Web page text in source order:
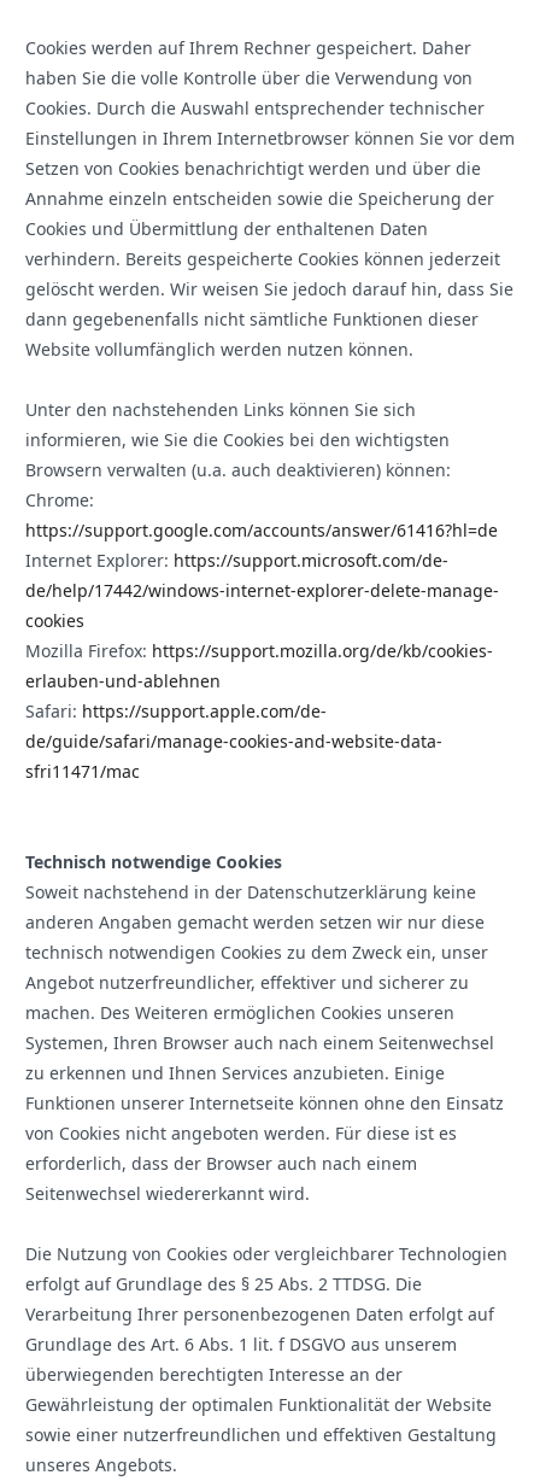
Cookies werden auf Ihrem Rechner gespeichert. Daher
haben Sie die volle Kontrolle über die Verwendung von
Cookies. Durch die Auswahl entsprechender technischer
Einstellungen in Ihrem Internetbrowser können Sie vor dem
Setzen von Cookies benachrichtigt werden und über die
Annahme einzeln entscheiden sowie die Speicherung der
Cookies und Übermittlung der enthaltenen Daten
verhindern. Bereits gespeicherte Cookies können jederzeit
gelöscht werden. Wir weisen Sie jedoch darauf hin, dass Sie
dann gegebenenfalls nicht sämtliche Funktionen dieser
Website vollumfänglich werden nutzen können.
Unter den nachstehenden Links können Sie sich
informieren, wie Sie die Cookies bei den wichtigsten
Browsern verwalten (u.a. auch deaktivieren) können:
Chrome:
https://support.google.com/accounts/answer/61416?hl=de
Internet Explorer: https://support.microsoft.com/de-
de/help/17442/windows-internet-explorer-delete-manage-
cookies
Mozilla Firefox: https://support.mozilla.org/de/kb/cookies-
erlauben-und-ablehnen
Safari: https://support.apple.com/de-
de/guide/safari/manage-cookies-and-website-data-
sfri11471/mac
Technisch notwendige Cookies
Soweit nachstehend in der Datenschutzerklärung keine
anderen Angaben gemacht werden setzen wir nur diese
technisch notwendigen Cookies zu dem Zweck ein, unser
Angebot nutzerfreundlicher, effektiver und sicherer zu
machen. Des Weiteren ermöglichen Cookies unseren
Systemen, Ihren Browser auch nach einem Seitenwechsel
zu erkennen und Ihnen Services anzubieten. Einige
Funktionen unserer Internetseite können ohne den Einsatz
von Cookies nicht angeboten werden. Für diese ist es
erforderlich, dass der Browser auch nach einem
Seitenwechsel wiedererkannt wird.
Die Nutzung von Cookies oder vergleichbarer Technologien
erfolgt auf Grundlage des § 25 Abs. 2 TTDSG. Die
Verarbeitung Ihrer personenbezogenen Daten erfolgt auf
Grundlage des Art. 6 Abs. 1 lit. f DSGVO aus unserem
überwiegenden berechtigten Interesse an der
Gewährleistung der optimalen Funktionalität der Website
sowie einer nutzerfreundlichen und effektiven Gestaltung
unseres Angebots.